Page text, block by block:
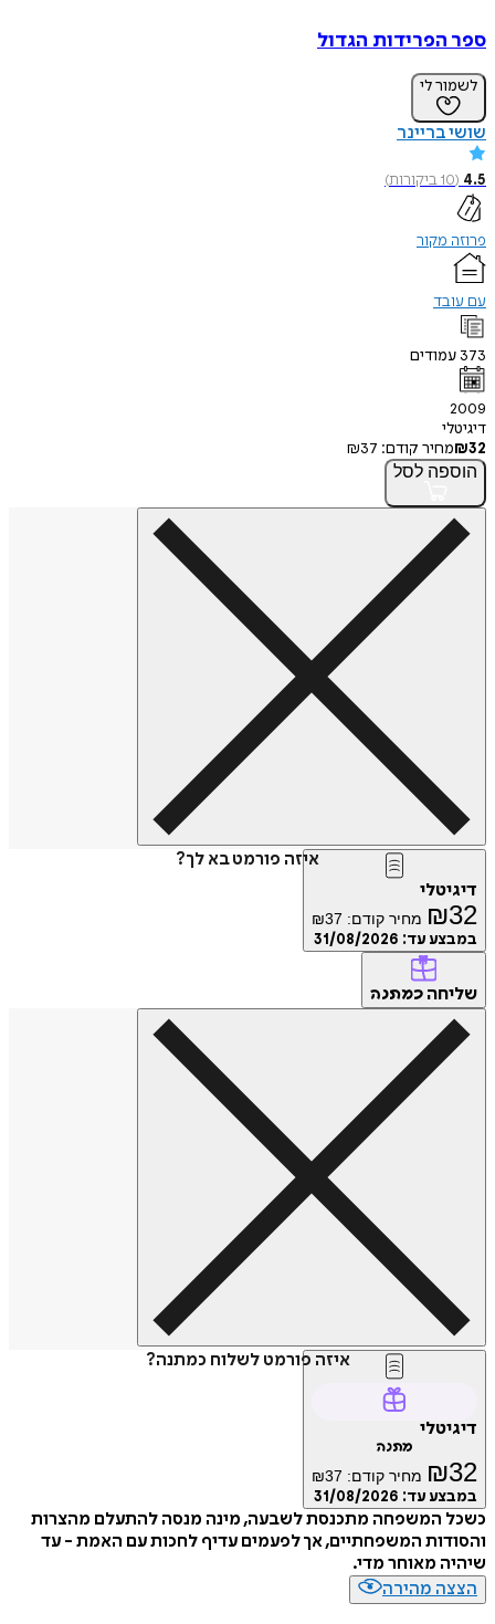
ספר הפרידות הגדול
לשמור לי
שושי בריינר
4.5
(
10ביקורות)
פרוזה מקור
עם עובד
373 עמודים
2009
דיגיטלי
₪32 מחיר קודם: ₪37
הוספה לסל
איזה פורמט בא לך?
דיגיטלי
₪32 מחיר קודם: ₪37
במבצע עד: 31/08/2026
שליחה כמתנה
איזה פורמט לשלוח כמתנה?
דיגיטלי
מתנה
₪32 מחיר קודם: ₪37
במבצע עד: 31/08/2026
כשכל המשפחה מתכנסת לשבעה, מינה מנסה להתעלם מהצרות
והסודות המשפחתיים, אך לפעמים עדיף לחכות עם האמת - עד
שיהיה מאוחר מדי.
הצצה מהירה